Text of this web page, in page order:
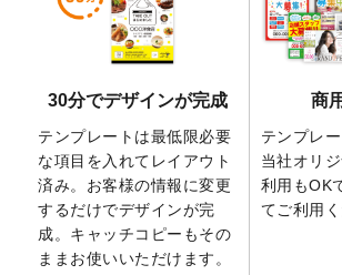
2026/5/28
【新商品】マグネットス
きるようになりました！
の全4ステップを解説！」
た。
2026/4/23
コラム「 画像の配置・差
グ」「テンプレート間で
方法」を公開いたしまし
2026/4/21
アクリルキーホルダーの
ート を追加いたしました。
30分でデザインが完成
テンプレートは最低限必要
な項目を入れてレイアウト
済み。お客様の情報に変更
するだけでデザインが完
成。キャッチコピーもその
ままお使いいただけます。
商
テンプレ
当社オリ
利用もOK
てご利用く